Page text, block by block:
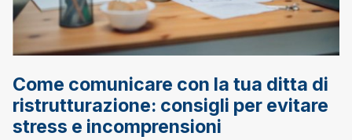
Come comunicare con la tua ditta di
ristrutturazione: consigli per evitare
stress e incomprensioni